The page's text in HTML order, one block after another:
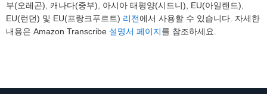
부(오레곤), 캐나다(중부), 아시아 태평양(시드니), EU(아일랜드),
EU(런던) 및 EU(프랑크푸르트) 리전에서 사용할 수 있습니다. 자세한
내용은 Amazon Transcribe 설명서 페이지를 참조하세요.